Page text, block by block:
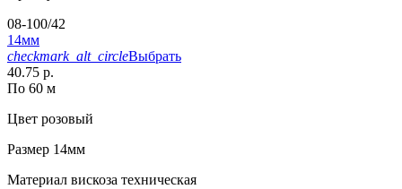
08-100/42
14мм
checkmark_alt_circleВыбрать
40.75 р.
По 60 м
Цвет розовый
Размер 14мм
Материал вискоза техническая